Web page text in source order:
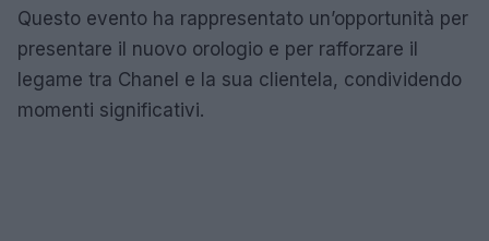
Questo evento ha rappresentato un’opportunità per
presentare il nuovo orologio e per rafforzare il
legame tra Chanel e la sua clientela, condividendo
momenti significativi.